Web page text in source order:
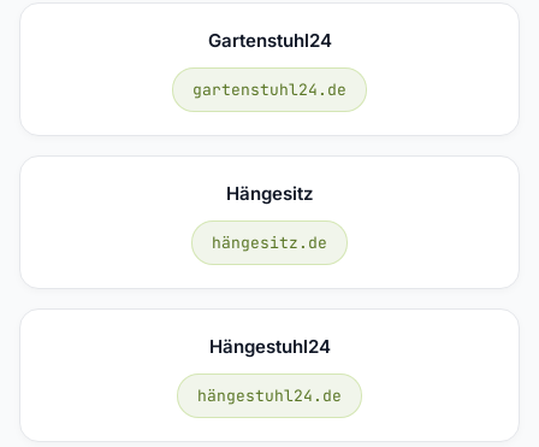
Gartenstuhl24
gartenstuhl24.de
Hängesitz
hängesitz.de
Hängestuhl24
hängestuhl24.de